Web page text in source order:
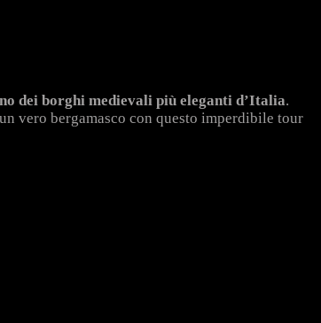
dei borghi medievali più eleganti d’Italia.
vero bergamasco con questo imperdibile tour